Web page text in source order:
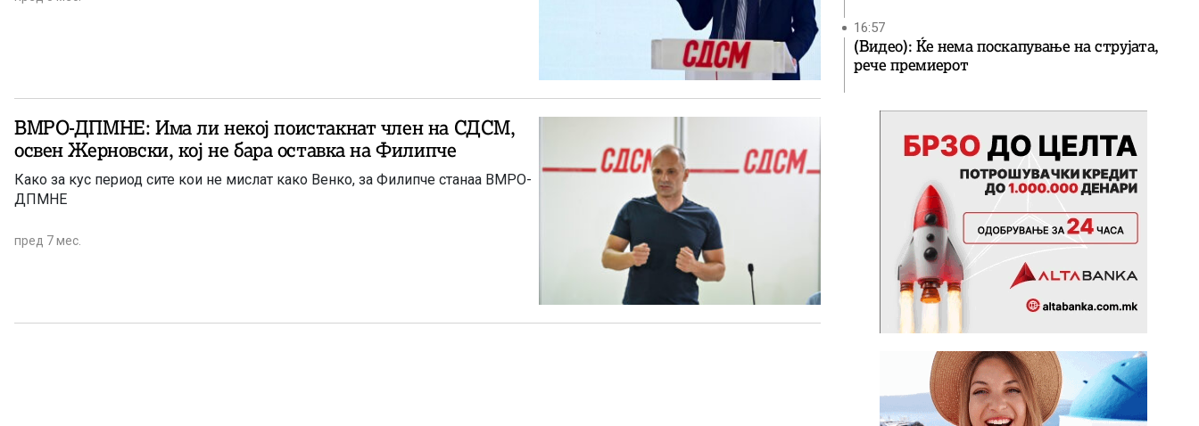
ВМРО-ДПМНЕ: Има ли некој поистакнат член на СДСМ,
освен Жерновски, кој не бара оставка на Филипче
Како за кус период сите кои не мислат како Венко, за Филипче станаа ВМРО-
ДПМНЕ
пред 7 мес.
16:57
(Видео): Ќе нема поскапување на струјата,
рече премиерот